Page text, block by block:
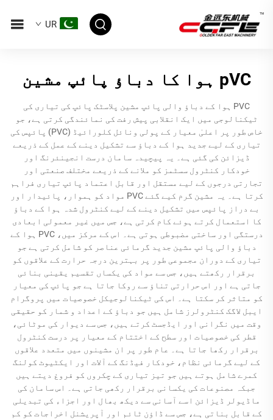
UR
pVC ہوا کا دباؤ پائپ مشین
PVC ہوا کے دباؤ والی پائپ مشین پلاسٹک پائپ کی تیاری کی
ٹیکنالوجی میں ایک انقلابی پیش رفت کی نمائندگی کرتی ہے، جو
خاص طور پر اعلیٰ معیار کے پولی ونائل کلورائیڈ (PVC) پائپس کی
تیاری کے لیے جدید ہوا کے دباؤ سے تشکیل دینے کے عمل کے ذریعے
ڈیزائن کی گئی ہے۔ یہ پیچیدہ سامان درست انجینئرنگ اور
خودکار کنٹرول سسٹمز کو ملانے کے ذریعے مختلف صنعتی اور
تجارتی درجوں کے لیے مستقل اور قابل اعتماد پائپ تیاری فراہم
کرتا ہے۔ یہ مشین گرم کیے گئے PVC مواد کو ہموار، پائیدار اور
بے دراز پائپس میں تشکیل دینے کے لیے کنٹرول شدہ ہوا کے دباؤ
کا استعمال کرتے ہوئے کام کرتی ہے، جس میں غیر معمولی ابعادی
درستگی اور ساختی مضبوطی ہوتی ہے۔ اس کے مرکز میں، PVC ہوا کے
دباؤ والی پائپ مشین جدید گرمائی عناصر کو شامل کرتی ہے جو
تیاری کے دوران مجموعی طور پر بہترین درجہ حرارت کے علاقوں کو
برقرار رکھتے ہیں، جس سے مواد کی یکساں تقسیم یقینی بنائی
جاتی ہے اور اس حرارتی تناؤ سے روکا جاتا ہے جو پائپ کی معیار
کو متاثر کر سکتا ہے۔ اس کی ٹیکنالوجیکل خصوصیات میں پروگرام
ایبل لاگک کنٹرولرز شامل ہیں جو دباؤ کے اعداد و شمار کو حقیقی
وقت میں نگرانی اور ایڈجسٹ کرتے ہیں، جس سے دیوار کی موٹائی،
قطر کی خصوصیات اور سطح کے اختتام کے معیار پر درست کنٹرول
برقرار رکھا جاتا ہے۔ عام طور پر ان مشینوں میں متعدد علاقوں
کے لیے گرمائی نظام، خودکار فیڈنگ کے آلات اور ایکٹیوٹ کولنگ
کمرے شامل ہوتے ہیں جو تیز تیاری کے چکروں کو فروغ دیتے ہیں
جبکہ مصنوعات کی یکسانی برقرار رکھی جاتی ہے۔ اس سامان کی
ماڈیولر ڈیزائن اسے آسانی سے دیکھ بھال اور اجزاء کی تبدیلی
کے قابل بناتی ہے، جس سے ڈاؤن ٹائم اور آپریشنل اخراجات کو کم